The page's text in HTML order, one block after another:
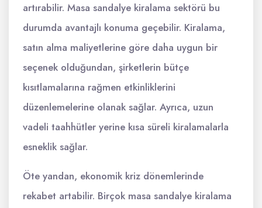
artırabilir. Masa sandalye kiralama sektörü bu
durumda avantajlı konuma geçebilir. Kiralama,
satın alma maliyetlerine göre daha uygun bir
seçenek olduğundan, şirketlerin bütçe
kısıtlamalarına rağmen etkinliklerini
düzenlemelerine olanak sağlar. Ayrıca, uzun
vadeli taahhütler yerine kısa süreli kiralamalarla
esneklik sağlar.
Öte yandan, ekonomik kriz dönemlerinde
rekabet artabilir. Birçok masa sandalye kiralama